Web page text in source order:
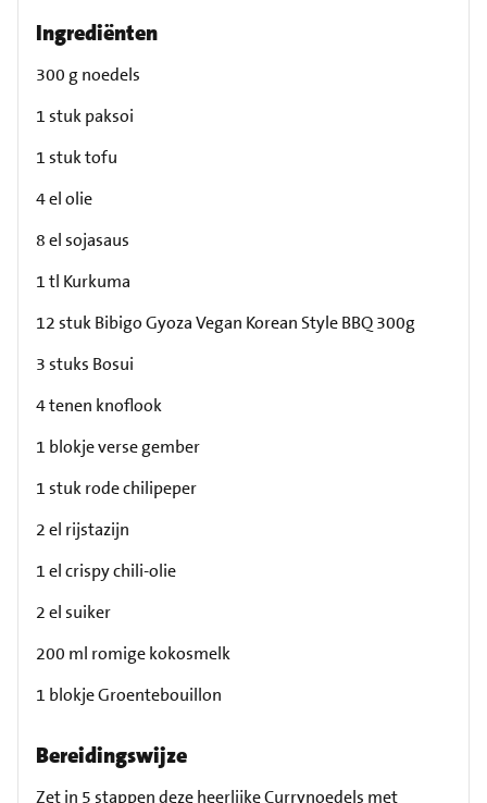
Ingrediënten
300 g noedels
1 stuk paksoi
1 stuk tofu
4 el olie
8 el sojasaus
1 tl Kurkuma
12 stuk Bibigo Gyoza Vegan Korean Style BBQ 300g
3 stuks Bosui
4 tenen knoflook
1 blokje verse gember
1 stuk rode chilipeper
2 el rijstazijn
1 el crispy chili-olie
2 el suiker
200 ml romige kokosmelk
1 blokje Groentebouillon
Bereidingswijze
Zet in 5 stappen deze heerlijke Currynoedels met